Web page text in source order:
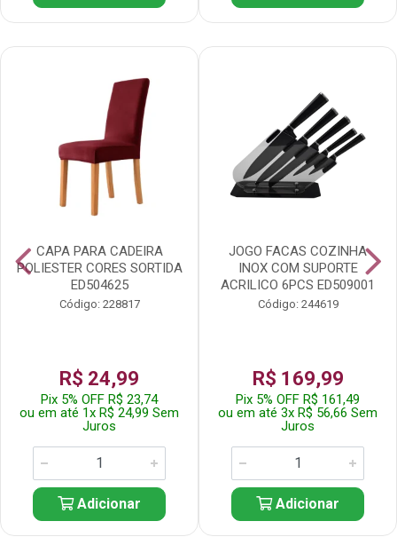
CAPA PARA CADEIRA
POLIESTER CORES SORTIDA
ED504625
Código: 228817
R$ 24,99
Pix 5% OFF R$ 23,74
ou em até 1x R$ 24,99 Sem
Juros
Adicionar
JOGO FACAS COZINHA
INOX COM SUPORTE
ACRILICO 6PCS ED509001
Código: 244619
R$ 169,99
Pix 5% OFF R$ 161,49
ou em até 3x R$ 56,66 Sem
Juros
Adicionar